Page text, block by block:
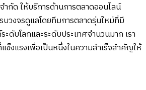
กัด ให้บริการด้านการตลาดออนไลน์
วงจรดูแลโดยทีมการตลาดรุ่นใหม่ที่มี
ดับโลกและระดับประเทศจำนวนมาก เรา
ข็งแรงเพื่อเป็นหนึ่งในความสำเร็จสำคัญให้